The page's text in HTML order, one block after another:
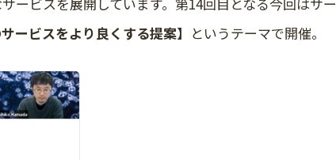
ービスをより良くする提案】 というテーマで開催。